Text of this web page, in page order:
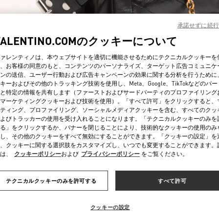
DÉCOUVRIR PLUS
新着アイテム
のクッキーについて
レンティノは、本ウェブサイトを適切に機能させるためにテクニカルクッキーを
お客様の同意のもと、コンテンツのパーソナライズ、ターゲット広告コミュニケ
の送信、ユーザー行動および広告キャンペーンの効果に関する分析を行うために
ーおよびその他のトラッキング技術を使用し、Meta、Google、TikTokなどのパー
特定の情報を共有します（ファーストおよびサードパーティのプロファイリング
ーケティングクッキーおよび技術を使用）。「すべて許可」をクリックすると、
ィング、プロファイリング、ソーシャルメディアクッキーを含む、すべてのクッ
びトラッカーの使用を受け入れることになります。「テクニカルクッキーのみを
」をクリックするか、バナーを閉じることにより、技術的なクッキーの使用のみ
、その他のクッキーをすべて無効にすることができます。「クッキーの設定」を
クッキーに関する選択肢をカスタマイズし、いつでも変更することができます。
、
クッキーポリシーおよび プライバシーポリシー をご覧ください。
テクニカルクッキーのみを許可する すべて許可
クッキーの設定
承諾せずに続